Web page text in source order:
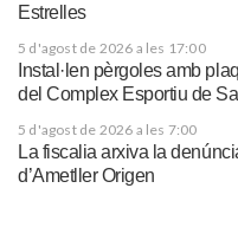
Estrelles
5 d'agost de 2026 a les 17:00
Instal·len pèrgoles amb
del Complex Esportiu de
5 d'agost de 2026 a les 7:00
La fiscalia arxiva la
d’Ametller Origen